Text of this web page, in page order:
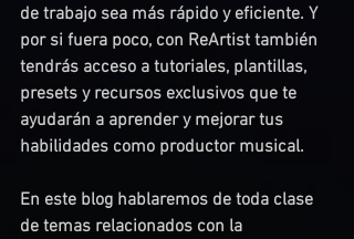
de trabajo sea más rápido y eficiente. Y
por si fuera poco, con ReArtist también
tendrás acceso a tutoriales, plantillas,
presets y recursos exclusivos que te
ayudarán a aprender y mejorar tus
habilidades como productor musical.
En este blog hablaremos de toda clase
de temas relacionados con la